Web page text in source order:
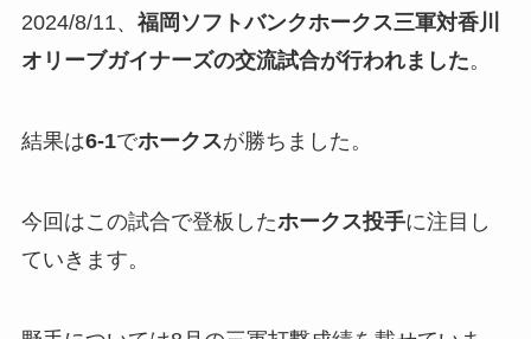
2024/8/11、 福岡ソフトバンクホークス三軍対香川
オリーブガイナーズの交流試合が行われました。
結果は6-1でホークスが勝ちました。
今回はこの試合で登板したホークス投手に注目し
ていきます。